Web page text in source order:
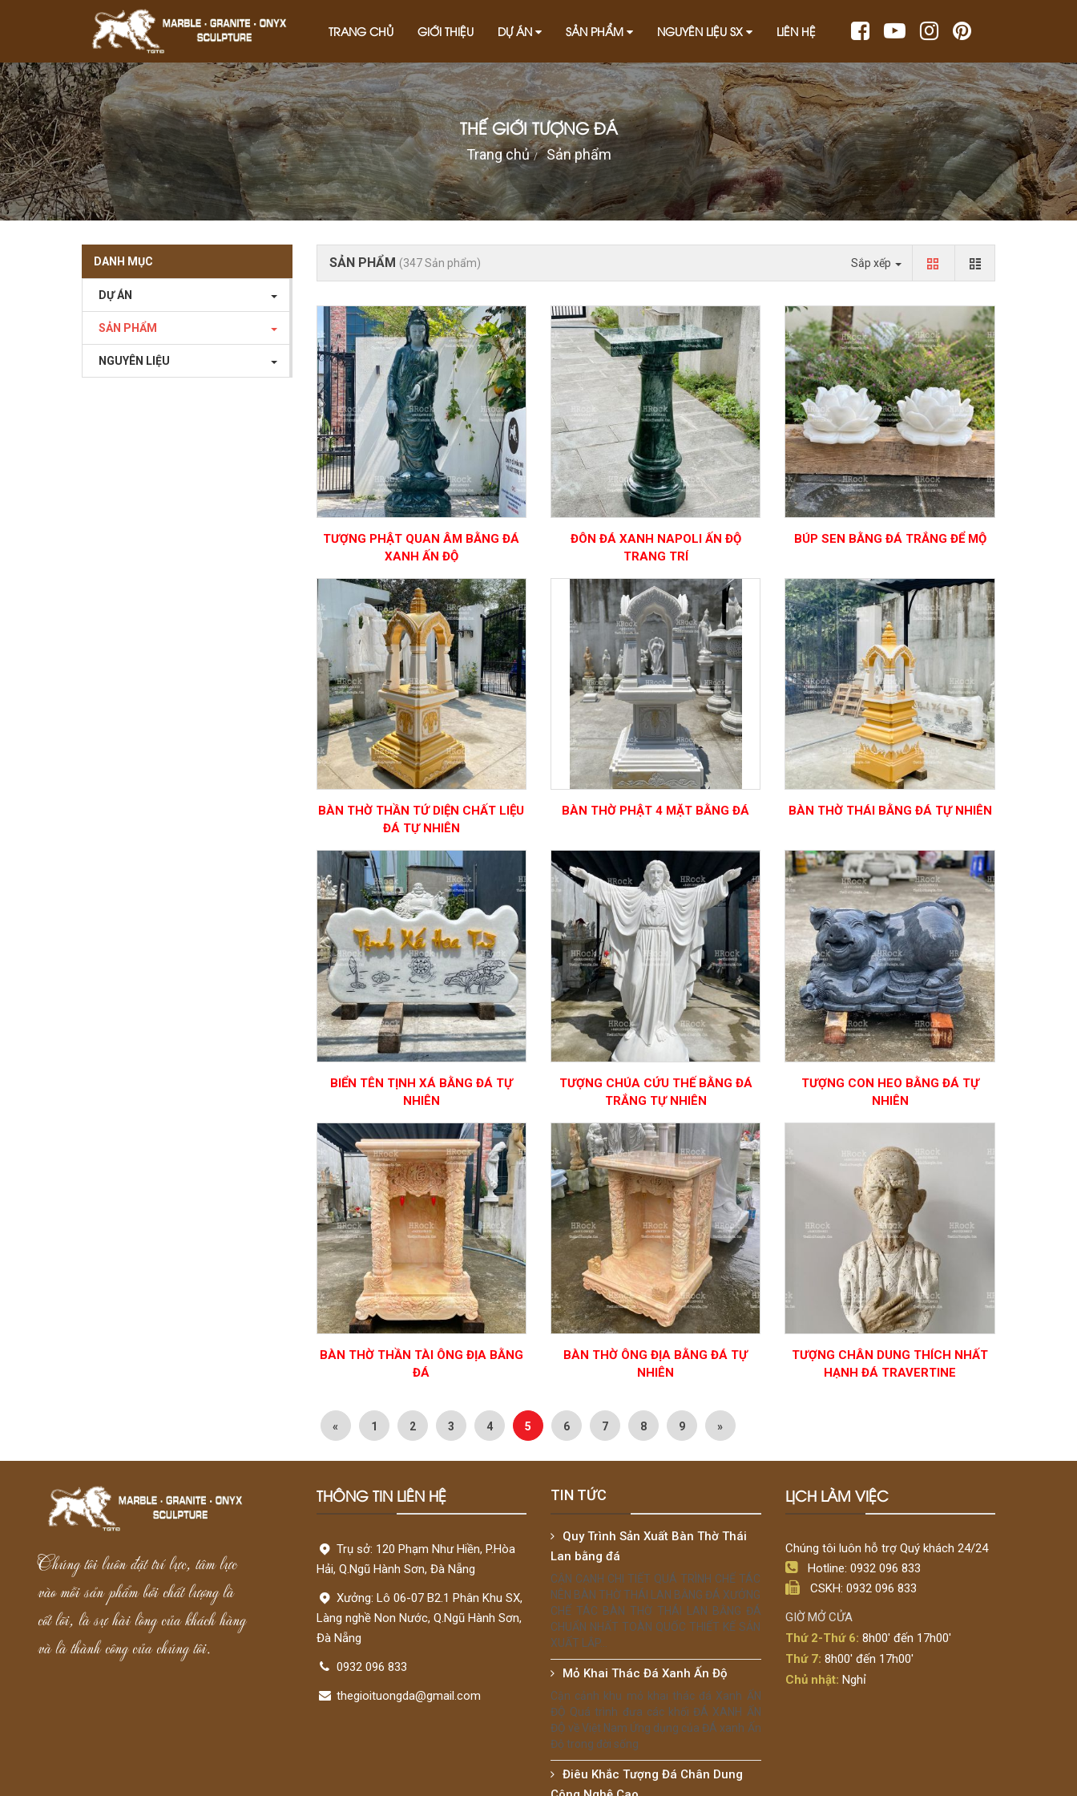
TRANG CHỦ GIỚI THIỆU DỰ ÁN SẢN PHẨM NGUYÊN LIỆU SX LIÊN HỆ
THẾ GIỚI TƯỢNG ĐÁ
Trang chủ Sản phẩm
DANH MỤC
DỰ ÁN
SẢN PHẨM
NGUYÊN LIỆU
SẢN PHẨM (347 Sản phẩm) Sắp xếp
TƯỢNG PHẬT QUAN ÂM BẰNG ĐÁ
XANH ẤN ĐỘ
ĐÔN ĐÁ XANH NAPOLI ẤN ĐỘ
TRANG TRÍ
BÚP SEN BẰNG ĐÁ TRẮNG ĐỂ MỘ
BÀN THỜ THẦN TỨ DIỆN CHẤT LIỆU
ĐÁ TỰ NHIÊN
BÀN THỜ PHẬT 4 MẶT BẰNG ĐÁ BÀN THỜ THÁI BẰNG ĐÁ TỰ NHIÊN
BIỂN TÊN TỊNH XÁ BẰNG ĐÁ TỰ
NHIÊN
TƯỢNG CHÚA CỨU THẾ BẰNG ĐÁ
TRẮNG TỰ NHIÊN
TƯỢNG CON HEO BẰNG ĐÁ TỰ
NHIÊN
BÀN THỜ THẦN TÀI ÔNG ĐỊA BẰNG
ĐÁ
BÀN THỜ ÔNG ĐỊA BẰNG ĐÁ TỰ
NHIÊN
TƯỢNG CHÂN DUNG THÍCH NHẤT
HẠNH ĐÁ TRAVERTINE
« 1 2 3 4 5 6 7 8 9 »
Chúng tôi luôn đặt trí lực, tâm lực
vào mỗi sản phẩm bởi chất lượng là
cốt lõi, là sự hài lòng của khách hàng
và là thành công của chúng tôi.
THÔNG TIN LIÊN HỆ
Trụ sở: 120 Phạm Như Hiền, P.Hòa
Hải, Q.Ngũ Hành Sơn, Đà Nẵng
Xưởng: Lô 06-07 B2.1 Phân Khu SX,
Làng nghề Non Nước, Q.Ngũ Hành Sơn,
Đà Nẵng
0932 096 833
thegioituongda@gmail.com
TIN TỨC
Quy Trình Sản Xuất Bàn Thờ Thái
Lan bằng đá
CẬN CẠNH CHI TIẾT QUÁ TRÌNH CHẾ TÁC
NÊN BÀN THỜ THÁI LAN BẰNG ĐÁ XƯỞNG
CHẾ TÁC BÀN THỜ THÁI LAN BẰNG ĐÁ
CHUẨN NHẤT TOÀN QUỐC THIẾT KẾ SẢN
XUẤT LẮP...
Mỏ Khai Thác Đá Xanh Ấn Độ
Cận cảnh khu mỏ khai thác đá Xanh ẤN
ĐỘ Quá trình đưa các khối ĐÁ XANH ẤN
ĐỘ về Việt Nam Ứng dụng của ĐÁ xanh Ấn
Độ trong đời sống
Điêu Khắc Tượng Đá Chân Dung
LỊCH LÀM VIỆC
Chúng tôi luôn hỗ trợ Quý khách 24/24
Hotline: 0932 096 833
CSKH: 0932 096 833
GIỜ MỞ CỬA
Thứ 2-Thứ 6: 8h00' đến 17h00'
Thứ 7: 8h00' đến 17h00'
Chủ nhật: Nghỉ